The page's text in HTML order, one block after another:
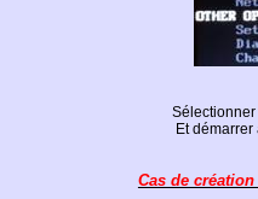
Et
Cas de